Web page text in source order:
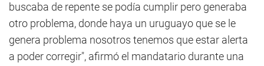
buscaba de repente se podía cumplir pero generaba
otro problema, donde haya un uruguayo que se le
genera problema nosotros tenemos que estar alerta
a poder corregir", afirmó el mandatario durante una